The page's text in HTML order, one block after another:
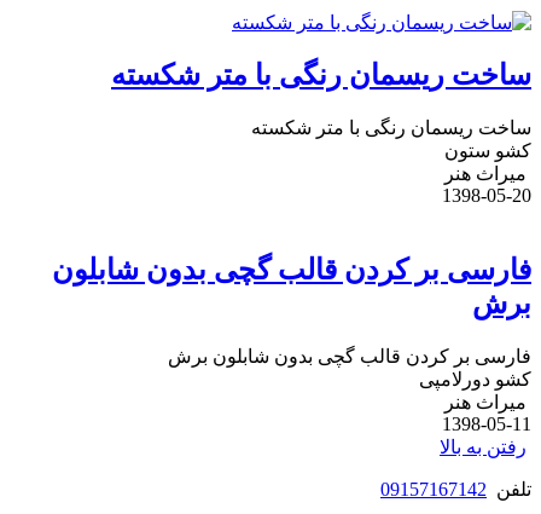
ساخت ریسمان رنگی با متر شکسته
ساخت ریسمان رنگی با متر شکسته
کشو ستون
میراث هنر
1398-05-20
فارسی بر کردن قالب گچی بدون شابلون
برش
فارسی بر کردن قالب گچی بدون شابلون برش
کشو دورلامپی
میراث هنر
1398-05-11
رفتن به بالا
تلفن 09157167142